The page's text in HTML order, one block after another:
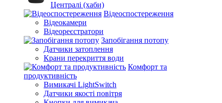
Централі (хаби)
Відеоспостереження
Відеокамери
Відеореєстратори
Запобігання потопу
Датчики затоплення
Крани перекриття води
Комфорт та
продуктивність
Вимикачі LightSwitch
Датчики якості повітря